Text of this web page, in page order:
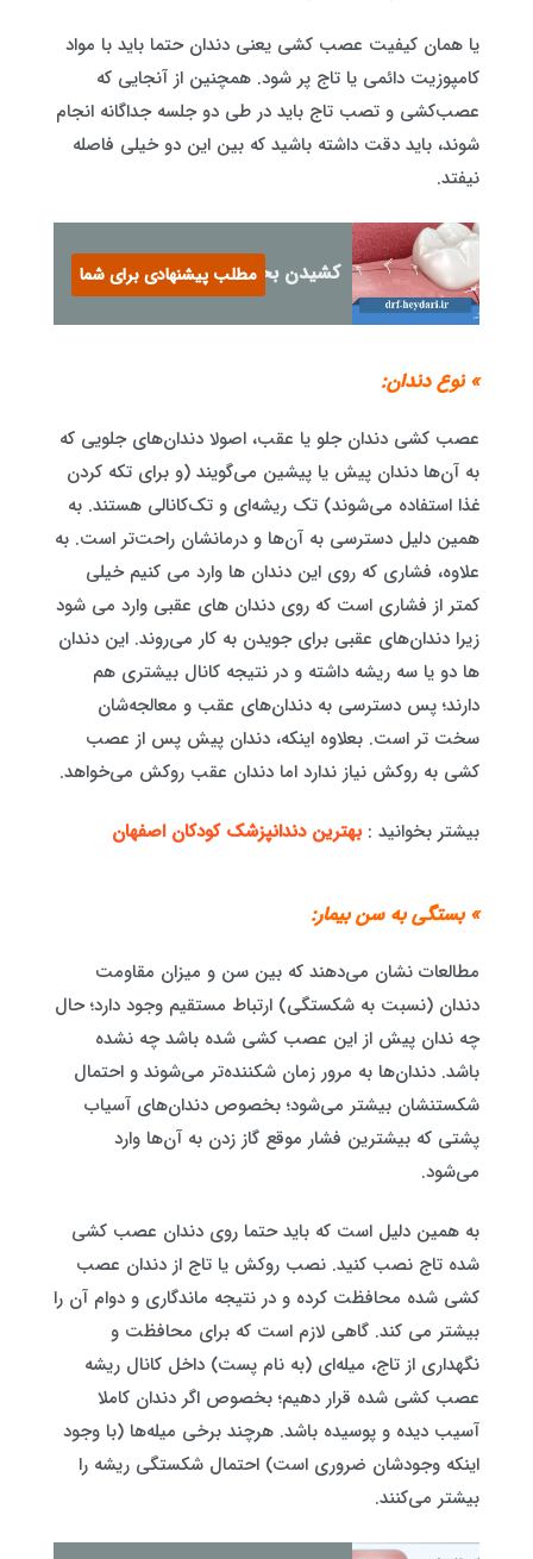
یا همان کیفیت عصب کشی یعنی دندان حتما باید با مواد
کامپوزیت دائمی یا تاج پر شود. همچنین از آنجایی که
عصب‌کشی و تصب تاج باید در طی دو جلسه جداگانه انجام
شوند، باید دقت داشته باشید که بین این دو خیلی فاصله
نیفتد.
کشیدن بخیه دندان کودکان
مطلب پیشنهادی برای شما
» نوع دندان:
عصب کشی دندان جلو یا عقب، اصولا دندان‌های جلویی که
به آن‌ها دندان پیش یا پیشین می‌گویند (و برای تکه کردن
غذا استفاده می‌شوند) تک ریشه‌ای و تک‌کانالی هستند. به
همین دلیل دسترسی به آن‌ها و درمانشان راحت‌تر است. به‌
علاوه، فشاری که روی این دندان ها وارد می کنیم خیلی
کمتر از فشاری است که روی دندان های عقبی وارد می شود
زیرا دندان‌های عقبی برای جویدن به کار می‌روند. این دندان
ها دو یا سه ریشه داشته و در نتیجه کانال بیشتری هم
دارند؛ پس دسترسی به دندان‌های عقب و معالجه‌شان
سخت تر است. بعلاوه اینکه، دندان پیش پس از عصب
کشی به روکش نیاز ندارد اما دندان عقب روکش می‌خواهد.
بیشتر بخوانید : بهترین دندانپزشک کودکان اصفهان
» بستگی به سن بیمار:
مطالعات نشان می‌دهند که بین سن و میزان مقاومت
دندان (نسبت به شکستگی) ارتباط مستقیم وجود دارد؛ حال
چه ندان پیش از این عصب کشی شده باشد چه نشده
باشد. دندان‌ها به مرور زمان شکننده‌تر می‌شوند و احتمال
شکستنشان بیشتر می‌شود؛ بخصوص دندان‌های آسیاب
پشتی که بیشترین فشار موقع گاز زدن به آن‌ها وارد
می‌شود.
به همین دلیل است که باید حتما روی دندان عصب کشی
شده تاج نصب کنید. نصب روکش یا تاج از دندان عصب
کشی شده محافظت کرده و در نتیجه ماندگاری و دوام آن را
بیشتر می کند. گاهی لازم است که برای محافظت و
نگهداری از تاج، میله‌ای (به نام پست) داخل کانال ریشه
عصب کشی شده قرار دهیم؛ بخصوص اگر دندان کاملا
آسیب دیده و پوسیده باشد. هرچند برخی میله‌ها (با وجود
اینکه وجودشان ضروری است) احتمال شکستگی ریشه را
بیشتر می‌کنند.